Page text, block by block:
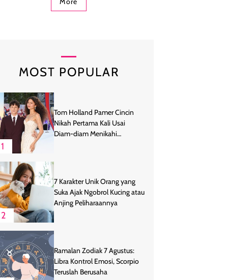
MOST POPULAR
1
Tom Holland Pamer Cincin
Nikah Pertama Kali Usai
Diam-diam Menikahi
2
7 Karakter Unik Orang yang
Suka Ajak Ngobrol Kucing atau
Anjing Peliharaannya
Ramalan Zodiak 7 Agustus:
Libra Kontrol Emosi, Scorpio
Teruslah Berusaha